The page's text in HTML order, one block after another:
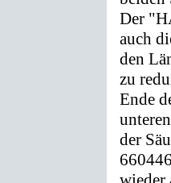
Der
auch
den
zu
Ende
der